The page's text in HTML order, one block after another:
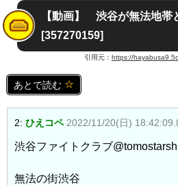
【動画】 渋谷が無法地帯
[357270159]
引用元： https://
あとで読む
2: ひえコペ 2022/11/20(日)
渋谷ファイトクラブ
無法の街渋谷